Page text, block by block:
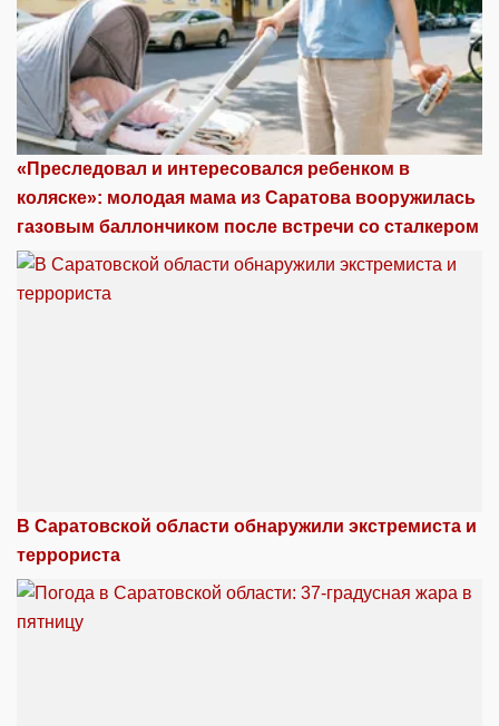
«Преследовал и интересовался ребенком в
коляске»: молодая мама из Саратова вооружилась
газовым баллончиком после встречи со сталкером
В Саратовской области обнаружили экстремиста и
террориста